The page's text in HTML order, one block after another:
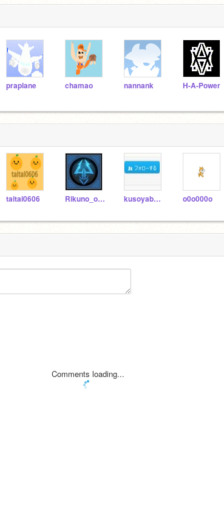
praplane chamao nannank H-A-Power
taitai0606 Rikuno_owari kusoyabe-banana o0o000o
Comments loading...